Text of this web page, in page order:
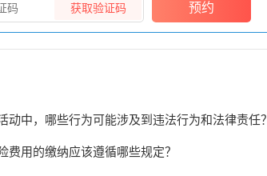
获取验证码 预约
动中，哪些行为可能涉及到违法行为和法律责任？
费用的缴纳应该遵循哪些规定？